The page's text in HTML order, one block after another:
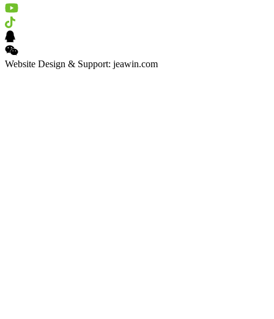
Website Design & Support: jeawin.com